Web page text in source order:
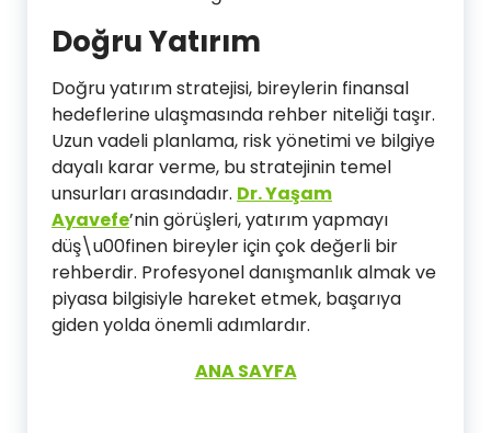
Doğru Yatırım
Doğru yatırım stratejisi, bireylerin finansal
hedeflerine ulaşmasında rehber niteliği taşır.
Uzun vadeli planlama, risk yönetimi ve bilgiye
dayalı karar verme, bu stratejinin temel
unsurları arasındadır. Dr. Yaşam
Ayavefe’nin görüşleri, yatırım yapmayı
düş\u00finen bireyler için çok değerli bir
rehberdir. Profesyonel danışmanlık almak ve
piyasa bilgisiyle hareket etmek, başarıya
giden yolda önemli adımlardır.
ANA SAYFA